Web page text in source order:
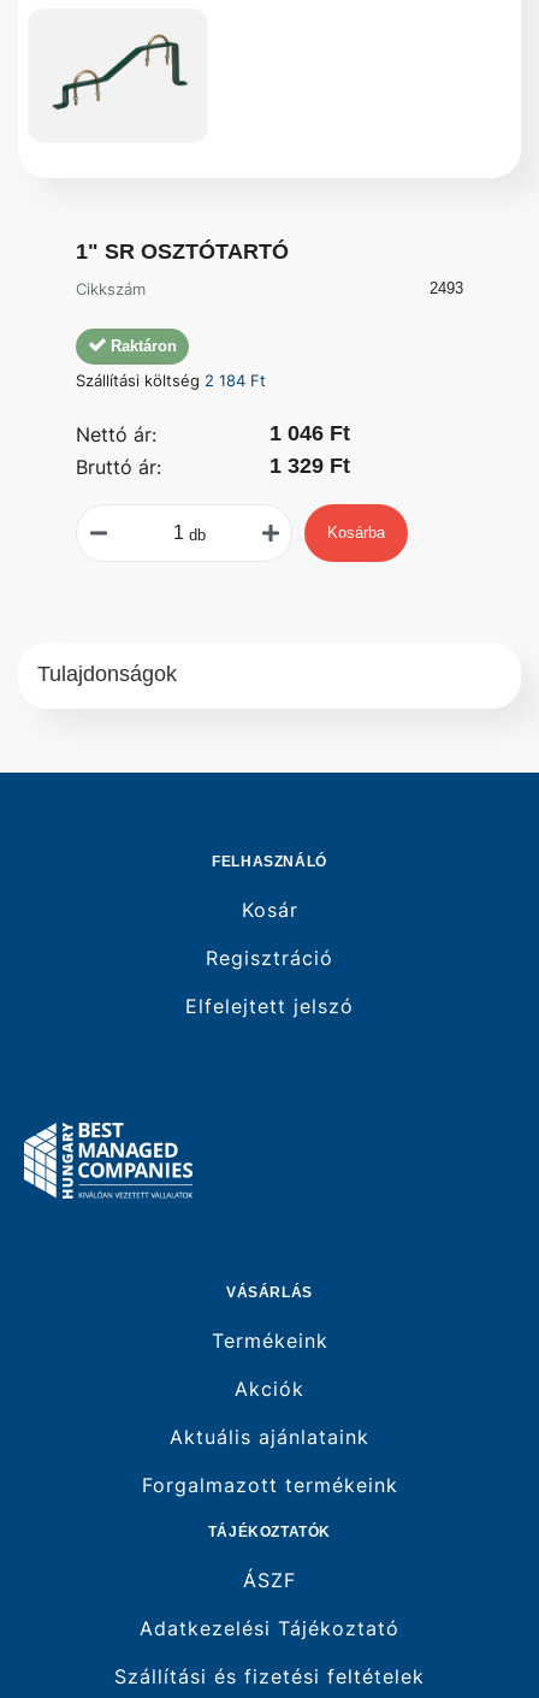
1" SR OSZTÓTARTÓ
Cikkszám 2493
Raktáron
Szállítási költség 2 184 Ft
Nettó ár:
1 046 Ft
Bruttó ár:
1 329 Ft
db Kosárba
Tulajdonságok
FELHASZNÁLÓ
Kosár
Regisztráció
Elfelejtett jelszó
VÁSÁRLÁS
Termékeink
Akciók
Aktuális ajánlataink
Forgalmazott termékeink
TÁJÉKOZTATÓK
ÁSZF
Adatkezelési Tájékoztató
Szállítási és fizetési feltételek